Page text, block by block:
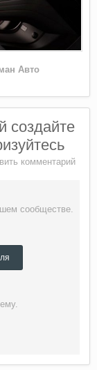
Авто
создайте
комментарий
сообществе.